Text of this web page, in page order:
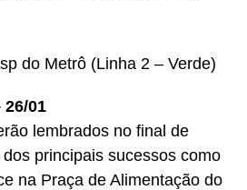
do Metrô (Linha 2 – Verde)
01
lembrados no final de
principais sucessos como
na Praça de Alimentação do